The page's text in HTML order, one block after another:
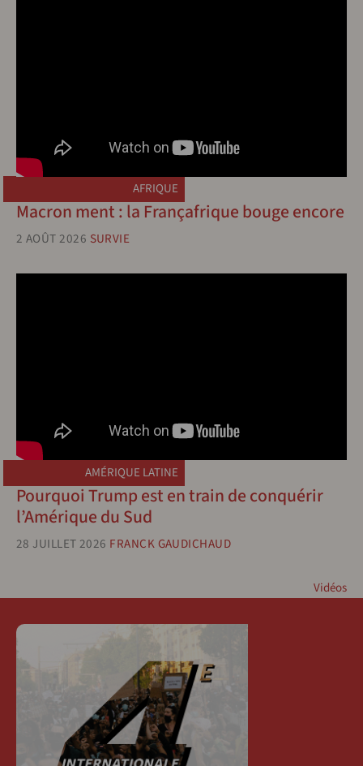
AFRIQUE
Macron ment : la Françafrique bouge encore
2 AOÛT 2026 SURVIE
AMÉRIQUE LATINE
Pourquoi Trump est en train de conquérir
l’Amérique du Sud
28 JUILLET 2026 FRANCK GAUDICHAUD
Vidéos